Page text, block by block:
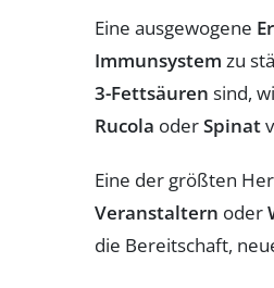
Eine ausgewogene
Immunsystem zu
3-Fettsäuren sind,
Rucola oderSpinat
Eine der größten
Veranstaltern oder
die Bereitschaft,